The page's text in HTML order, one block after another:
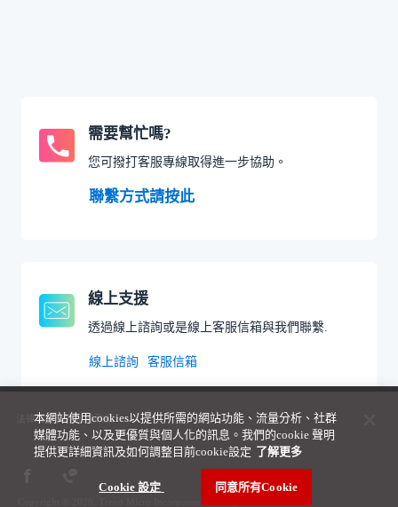
需要幫忙嗎?
您可撥打客服專線取得進一步協助。
聯繫方式請按此
線上支援
透過線上諮詢或是線上客服信箱與我們聯繫.
線上諮詢 客服信箱
本網站使用cookies以提供所需的網站功能、流量分析、社群
媒體功能、以及更優質與個人化的訊息。我們的cookie 聲明
提供更詳細資訊及如何調整目前cookie設定 了解更多 ­
同意所有Cookie
法律聲明與隱私權政策